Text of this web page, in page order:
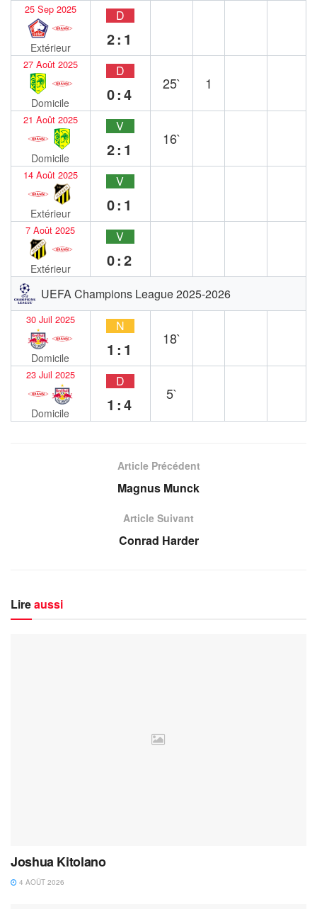
25 Sep 2025
Extérieur
D
2:1
27 Août 2025
Domicile
D
0:4
25` 1
21 Août 2025
Domicile
V
2:1
16`
14 Août 2025
Extérieur
V
0:1
7 Août 2025
Extérieur
V
0:2
UEFA Champions League 2025-2026
30 Juil 2025
Domicile
N
1:1
18`
23 Juil 2025
Domicile
D
1:4
5`
Article Précédent
Magnus Munck
Article Suivant
Conrad Harder
Lireaussi
Joshua Kitolano
4 AOÛT 2026